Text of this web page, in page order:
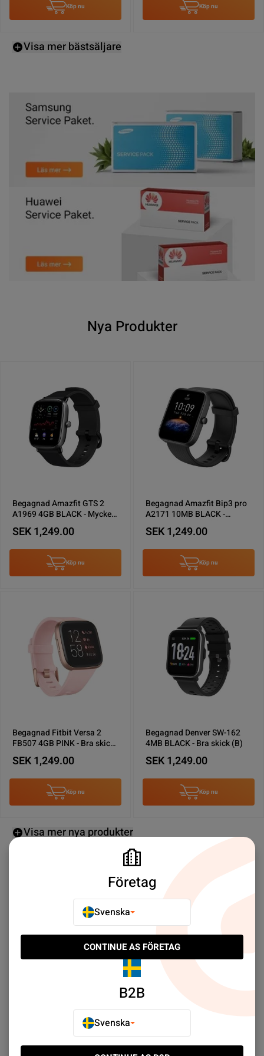
Köp nu Köp nu
Visa mer bästsäljare
Nya Produkter
Begagnad Amazfit GTS 2
A1969 4GB BLACK - Mycket
bra skick (A)
SEK 1,249.00
Köp nu
Begagnad Amazfit Bip3 pro
A2171 10MB BLACK -
Mycket bra skick (A)
SEK 1,249.00
Köp nu
Begagnad Fitbit Versa 2
FB507 4GB PINK - Bra skick
(B)
SEK 1,249.00
Köp nu
Begagnad Denver SW-162
4MB BLACK - Bra skick (B)
SEK 1,249.00
Köp nu
Visa mer nya produkter
Företag
Svenska
CONTINUE AS FÖRETAG
B2B
Svenska